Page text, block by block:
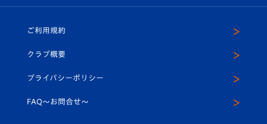
ホームタウン
平和祈念活動
U-18
スクール
ヴィヴィくんインスタグラム
公式LINE＠
ご利用規約
クラブ概要
プライバシーポリシー
FAQ〜お問合せ〜